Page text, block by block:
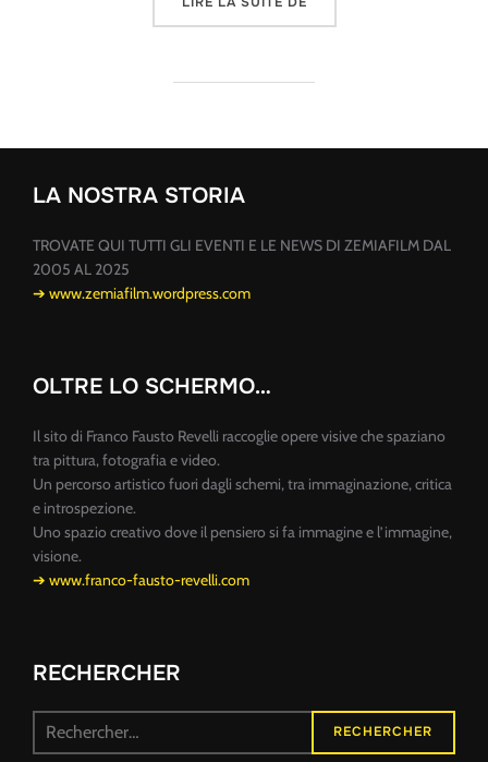
LA NOSTRA STORIA
TROVATE QUI TUTTI GLI EVENTI E LE NEWS DI ZEMIAFILM DAL
2005 AL 2025
➔ www.zemiafilm.wordpress.com
OLTRE LO SCHERMO…
Il sito di Franco Fausto Revelli raccoglie opere visive che spaziano
tra pittura, fotografia e video.
Un percorso artistico fuori dagli schemi, tra immaginazione, critica
e introspezione.
Uno spazio creativo dove il pensiero si fa immagine e l’immagine,
visione.
➔ www.franco-fausto-revelli.com
RECHERCHER
Recherche
RECHERCHER